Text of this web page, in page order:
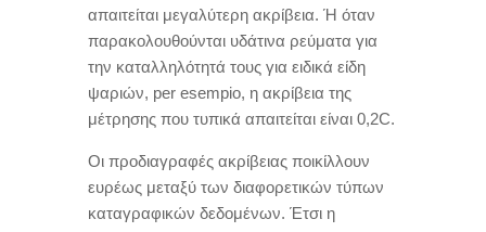
απαιτείται μεγαλύτερη ακρίβεια. Ή όταν
παρακολουθούνται υδάτινα ρεύματα για
την καταλληλότητά τους για ειδικά είδη
ψαριών, per esempio, η ακρίβεια της
μέτρησης που τυπικά απαιτείται είναι 0,2C.
Οι προδιαγραφές ακρίβειας ποικίλλουν
ευρέως μεταξύ των διαφορετικών τύπων
καταγραφικών δεδομένων. Έτσι η